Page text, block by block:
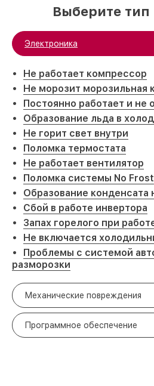
Выберите
Электроника
Не работает компрессор
Не морозит морозильная
Постоянно работает и не
Образование льда в
Не горит свет внутри
Поломка термостата
Не работает вентилятор
Поломка системы No Frost
Образование конденсата
Сбой в работе инвертора
Запах горелого при
Не включается
Проблемы с системой
разморозки
Механические повреждения
Программное обеспечение